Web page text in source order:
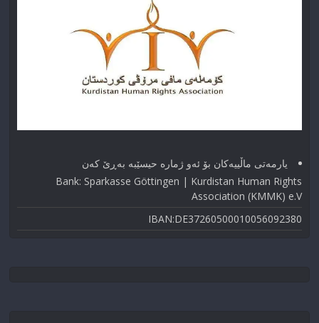
یارمەتی ماڵییەکان بۆ ئەو ژماره حیسێبە بەڕێ کەن
Bank: Sparkasse Göttingen | Kurdistan Human Rights
Association (KMMK) e.V
IBAN:DE37260500010056092380